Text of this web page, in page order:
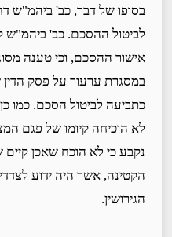
בסופו של דבר, כב' ביהמ"ש
לביטול ההסכם. כב' ביהמ"ש
אישור ההסכם, וכי טענה
במסגרת ערעור על פסק
כתביעה לביטול הסכם. כמו
לא הוכיחה קיומו של פגם
נקבע כי לא הוכח שאכן קיים
הקטינה, אשר היה ידוע
הגירושין.